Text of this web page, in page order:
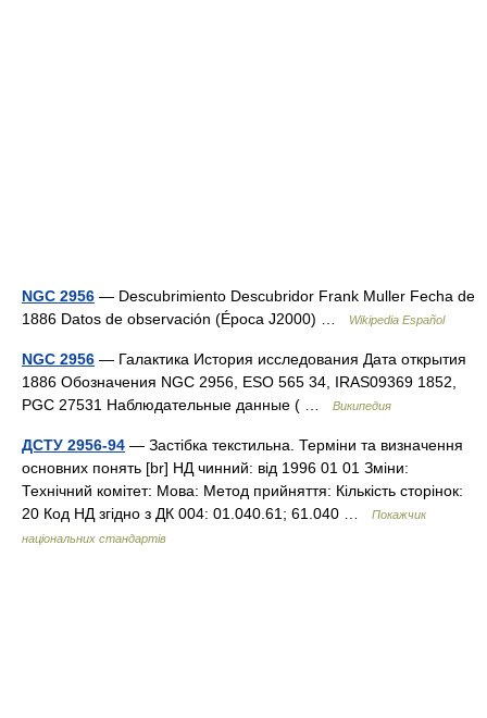
NGC 2956 — Descubrimiento Descubridor Frank Muller Fecha de
1886 Datos de observación (Época J2000) …
Wikipedia Español
NGC 2956 — Галактика История исследования Дата открытия
1886 Обозначения NGC 2956, ESO 565 34, IRAS09369 1852,
PGC 27531 Наблюдательные данные ( …
Википедия
ДСТУ 2956-94 — Застібка текстильна. Терміни та визначення
основних понять [br] НД чинний: від 1996 01 01 Зміни:
Технічний комітет: Мова: Метод прийняття: Кількість сторінок:
20 Код НД згідно з ДК 004: 01.040.61; 61.040 …
Покажчик
національних стандартів